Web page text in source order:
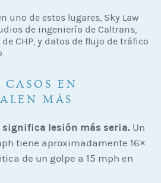
uno de estos lugares, Sky Law
de ingeniería de Caltrans,
CHP, y datos de flujo de tráfico
EN
MÁS
significa lesión más seria. Un
tiene aproximadamente 16×
de un golpe a 15 mph en